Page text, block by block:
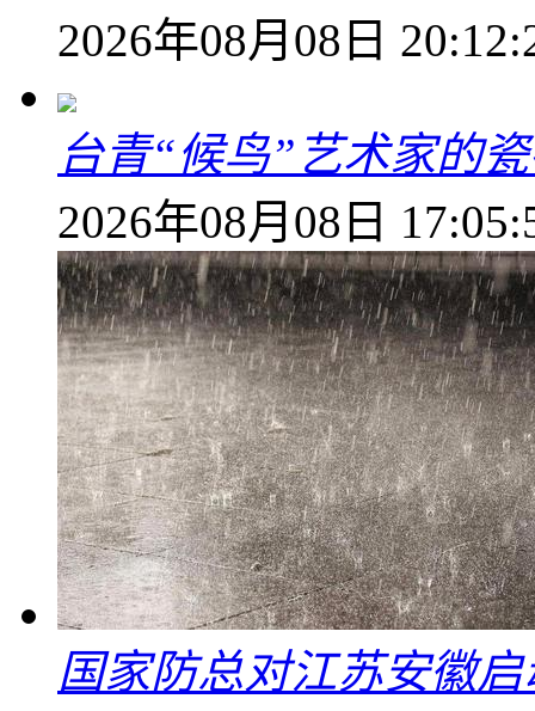
2026年08月08日
台青“候鸟”艺术家的
2026年08月08日
国家防总对江苏安徽